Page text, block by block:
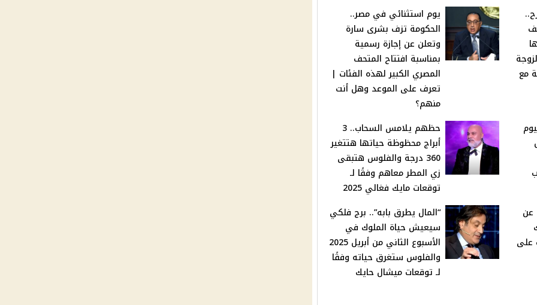
مع
يوم استثنائي في مصر..
الحكومة تزف بشرى سارة
وتعلن عن إجازة رسمية
بمناسبة افتتاح المتحف
المصري الكبير لهذه الفئات |
تعرف على الموعد وهل أنت
منهم؟
حظهم يلامس السحاب.. 3
أبراج محظوظة حياتها هتتغير
360 درجة والفلوس هتبقى
زي المطر معاهم وفقًا لـ
توقعات مايك فغالي 2025
عن
على
“المال يطرق بابه”.. برج فلكي
سيعيش حياة الملوك في
الأسبوع الثاني من أبريل 2025
والفلوس ستغرق حياته وفقًا
لـ توقعات ميشال حايك